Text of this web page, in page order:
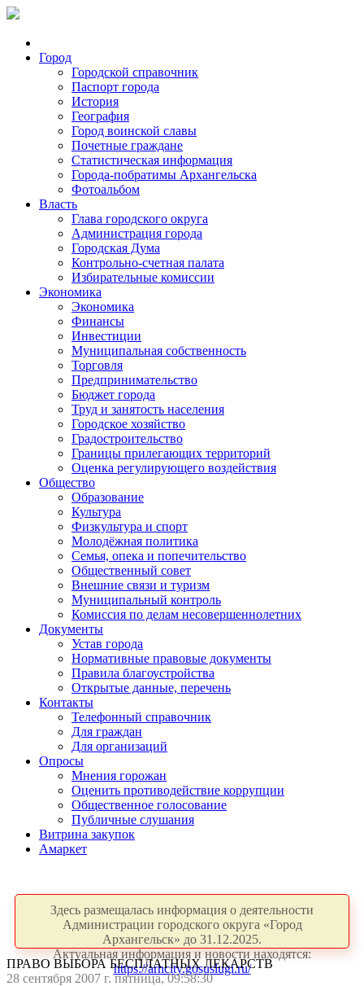
Город
Городской справочник
Паспорт города
История
География
Город воинской славы
Почетные граждане
Статистическая информация
Города-побратимы Архангельска
Фотоальбом
Власть
Глава городского округа
Администрация города
Городская Дума
Контрольно-счетная палата
Избирательные комиссии
Экономика
Экономика
Финансы
Инвестиции
Муниципальная собственность
Торговля
Предпринимательство
Бюджет города
Труд и занятость населения
Городское хозяйство
Градостроительство
Границы прилегающих территорий
Оценка регулирующего воздействия
Общество
Образование
Культура
Физкультура и спорт
Молодёжная политика
Семья, опека и попечительство
Общественный совет
Внешние связи и туризм
Муниципальный контроль
Комиссия по делам несовершеннолетних
Документы
Устав города
Нормативные правовые документы
Правила благоустройства
Открытые данные, перечень
Контакты
Телефонный справочник
Для граждан
Для организаций
Опросы
Мнения горожан
Оценить противодействие коррупции
Общественное голосование
Публичные слушания
Витрина закупок
Амаркет
Здесь размещалась информация о деятельности
Администрации городского округа «Город
Архангельск» до 31.12.2025.
Актуальная информация и новости находятся:
https://arhcity.gosuslugi.ru/
ПРАВО ВЫБОРА БЕСПЛАТНЫХ ЛЕКАРСТВ
28 сентября 2007 г. пятница, 09:58:30